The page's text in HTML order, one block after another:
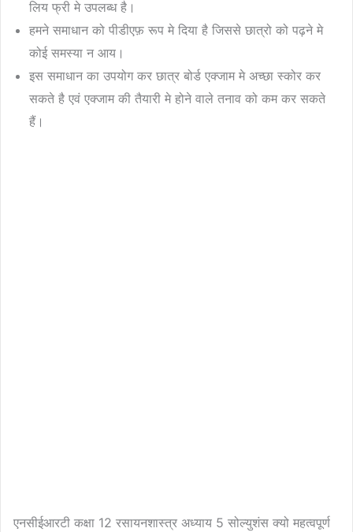
लिय फ्री मे उपलब्ध है।
हमने समाधान को पीडीएफ़ रूप मे दिया है जिससे छात्रो को पढ़ने मे
कोई समस्या न आय।
इस समाधान का उपयोग कर छात्र बोर्ड एक्जाम मे अच्छा स्कोर कर
सकते है एवं एक्जाम की तैयारी मे होने वाले तनाव को कम कर सकते
हैं।
एनसीईआरटी कक्षा 12 रसायनशास्त्र अध्याय 5 सोल्युशंस क्यो महत्वपूर्ण